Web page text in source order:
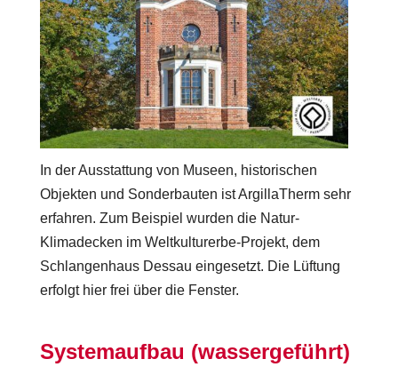
In der Ausstattung von Museen, historischen
Objekten und Sonderbauten ist ArgillaTherm sehr
erfahren. Zum Beispiel wurden die Natur-
Klimadecken im Weltkulturerbe-Projekt, dem
Schlangenhaus Dessau eingesetzt. Die Lüftung
erfolgt hier frei über die Fenster.
Systemaufbau (wassergeführt)